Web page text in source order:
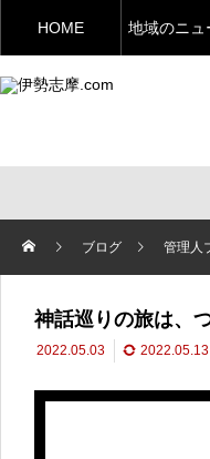
HOME 地域のニュ
ブログ 管理人
神話巡りの旅は、
2022.05.03 2022.05.13